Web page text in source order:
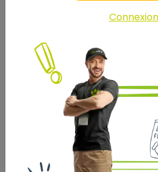
de lin | pulpe de betterave
son de blé | maïs | maïs
caroube | aliment de colza |
tourteau de pression de
betterave | flocons de pois |
graine de lin | son d’épeautre |
phosphate monocalcique |
calcium | aliment de soja
génétiquement modifié)
Connexion